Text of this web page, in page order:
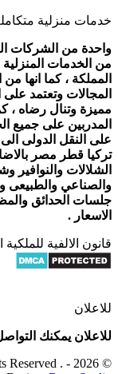
خدمات منزلية
واحدة من الشركات
من الخدمات المنزلية
المملكة ، كما انها
المجالات وتعتمد
مميزة وتنال رضاه ،
المدربين على جميع
على النقل الدولى
تركيا قطر مصر
الشلالات
والصناعي والطبيعى
جلسات الحدائق
الاسعار .
قانون الالفية للملكية
للاعلان
للاعلان يمكنك التواصل
© 2026 - . All Rights Reserved.